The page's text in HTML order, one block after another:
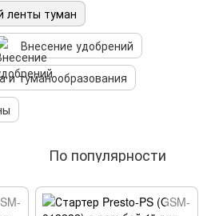
ленты туман
Внесение удобрений
и туманообразования
По популярности